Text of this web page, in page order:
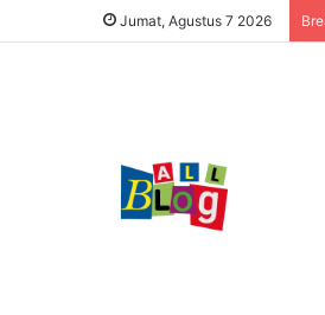
Jumat, Agustus 7 2026